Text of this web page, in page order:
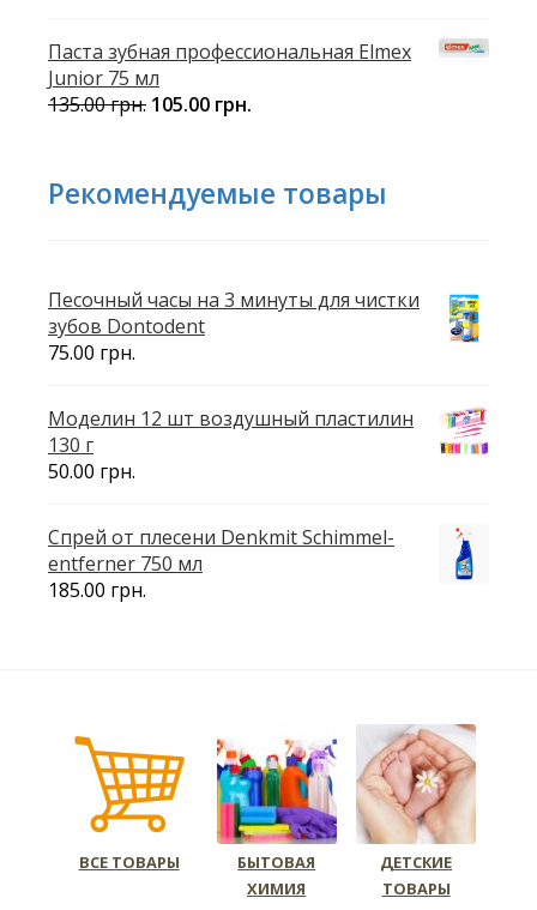
Паста зубная профессиональная Elmex
Junior 75 мл
135.00грн. 105.00 грн.
Рекомендуемые товары
Песочный часы на 3 минуты для чистки
зубов Dontodent
75.00 грн.
Моделин 12 шт воздушный пластилин
130 г
50.00 грн.
Спрей от плесени Denkmit Schimmel-
entferner 750 мл
185.00 грн.
ВСЕ ТОВАРЫ
БЫТОВАЯ
ХИМИЯ
ДЕТСКИЕ
ТОВАРЫ